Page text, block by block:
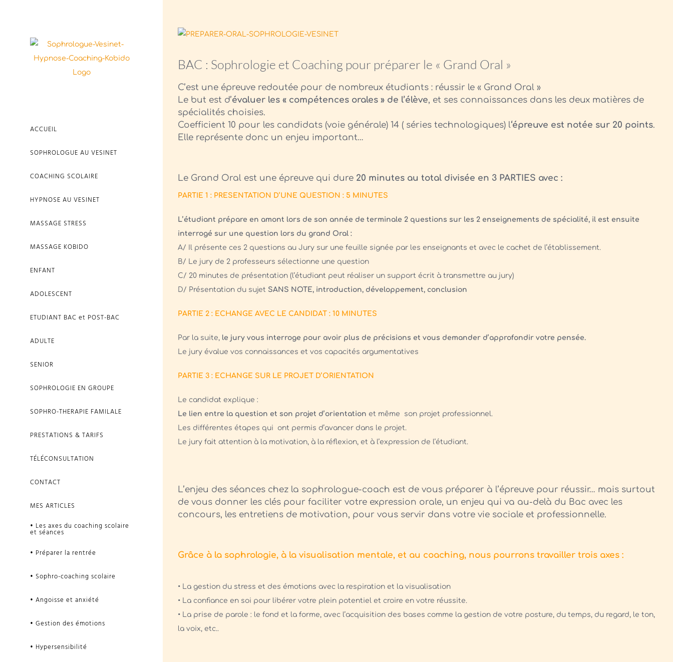
ACCUEIL
SOPHROLOGUE AU VESINET
COACHING SCOLAIRE
HYPNOSE AU VESINET
MASSAGE STRESS
MASSAGE KOBIDO
ENFANT
ADOLESCENT
ETUDIANT BAC et POST-BAC
ADULTE
SENIOR
SOPHROLOGIE EN GROUPE
SOPHRO-THERAPIE FAMILALE
PRESTATIONS & TARIFS
TÉLÉCONSULTATION
CONTACT
MES ARTICLES
• Les axes du coaching scolaire
et séances
• Préparer la rentrée
• Sophro-coaching scolaire
• Angoisse et anxiété
• Gestion des émotions
• Hypersensibilité
Voir
agrandie
BAC : Sophrologie et Coaching pour préparer le « Grand Oral »
C’est une épreuve redoutée pour de nombreux étudiants : réussir le « Grand Oral »
Le but est d’évaluer les « compétences orales » de l’élève, et ses connaissances dans les deux matières de
spécialités choisies.
Coefficient 10 pour les candidats (voie générale) 14 ( séries technologiques) l‘épreuve est notée sur 20 points.
Elle représente donc un enjeu important…
Le Grand Oral est une épreuve qui dure 20 minutes au total divisée en 3 PARTIES avec :
PARTIE 1 : PRESENTATION D’UNE QUESTION : 5 MINUTES
L’étudiant prépare en amont lors de son année de terminale 2 questions sur les 2 enseignements de spécialité, il est ensuite
interrogé sur une question lors du grand Oral :
A/ Il présente ces 2 questions au Jury sur une feuille signée par les enseignants et avec le cachet de l’établissement.
B/ Le jury de 2 professeurs sélectionne une question
C/ 20 minutes de présentation (l’étudiant peut réaliser un support écrit à transmettre au jury)
D/ Présentation du sujet SANS NOTE, introduction, développement, conclusion
PARTIE 2 : ECHANGE AVEC LE CANDIDAT : 10 MINUTES
Par la suite, le jury vous interroge pour avoir plus de précisions et vous demander d’approfondir votre pensée.
Le jury évalue vos connaissances et vos capacités argumentatives
PARTIE 3 : ECHANGE SUR LE PROJET D’ORIENTATION
Le candidat explique :
Le lien entre la question et son projet d’orientation et même son projet professionnel.
Les différentes étapes qui ont permis d’avancer dans le projet.
Le jury fait attention à la motivation, à la réflexion, et à l’expression de l’étudiant.
L’enjeu des séances chez la sophrologue-coach est de vous préparer à l’épreuve pour réussir… mais surtout
de vous donner les clés pour faciliter votre expression orale, un enjeu qui va au-delà du Bac avec les
concours, les entretiens de motivation, pour vous servir dans votre vie sociale et professionnelle.
Grâce à la sophrologie, à la visualisation mentale, et au coaching, nous pourrons travailler trois axes :
• La gestion du stress et des émotions avec la respiration et la visualisation
• La confiance en soi pour libérer votre plein potentiel et croire en votre réussite.
• La prise de parole : le fond et la forme, avec l’acquisition des bases comme la gestion de votre posture, du temps, du regard, le ton,
la voix, etc..